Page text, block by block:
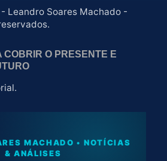
Leandro Soares Machado -
COBRIR O PRESENTE E
MACHADO • NOTÍCIAS
& ANÁLISES